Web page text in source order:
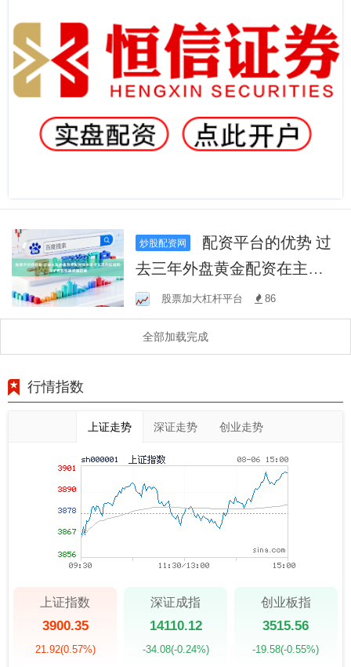
炒股配资网
去三年外盘黄金配资在主要
资本流向区域的因子有效性
回测跟踪面
股票加大杠杆平台 86
全部加载完成
行情指数
上证走势 深证走势 创业走势
上证指数
3900.35
21.92(0.57%)
深证成指
14110.12
-34.08(-0.24%)
创业板指
3515.56
-19.58(-0.55%)